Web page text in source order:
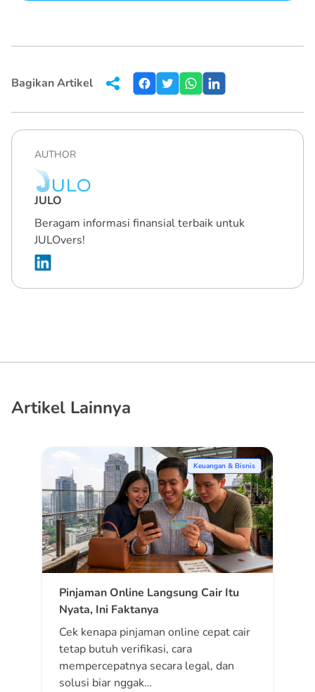
Bagikan Artikel
AUTHOR
JULO
Beragam informasi finansial terbaik untuk
JULOvers!
Artikel Lainnya
Keuangan & Bisnis
Pinjaman Online Langsung Cair Itu
Nyata, Ini Faktanya
Cek kenapa pinjaman online cepat cair
tetap butuh verifikasi, cara
mempercepatnya secara legal, dan
solusi biar nggak…